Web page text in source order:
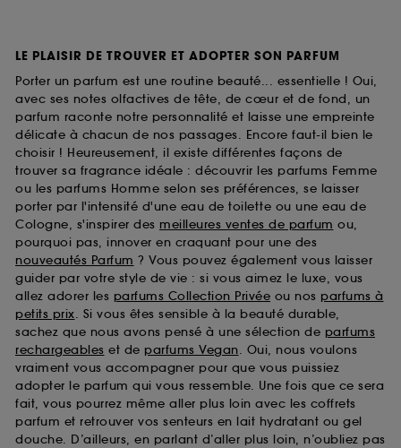
LE PLAISIR DE TROUVER ET ADOPTER SON PARFUM
Porter un parfum est une routine beauté... essentielle ! Oui,
avec ses notes olfactives de tête, de cœur et de fond, un
parfum raconte notre personnalité et laisse une empreinte
délicate à chacun de nos passages. Encore faut-il bien le
choisir ! Heureusement, il existe différentes façons de
trouver sa fragrance idéale : découvrir les parfums Femme
ou les parfums Homme selon ses préférences, se laisser
porter par l'intensité d'une eau de toilette ou une eau de
Cologne, s'inspirer des meilleures ventes de parfum ou,
pourquoi pas, innover en craquant pour une des
nouveautés Parfum ? Vous pouvez également vous laisser
guider par votre style de vie : si vous aimez le luxe, vous
allez adorer les parfums Collection Privée ou nos parfums à
petits prix. Si vous êtes sensible à la beauté durable,
sachez que nous avons pensé à une sélection de parfums
rechargeables et de parfums Vegan. Oui, nous voulons
vraiment vous accompagner pour que vous puissiez
adopter le parfum qui vous ressemble. Une fois que ce sera
fait, vous pourrez même aller plus loin avec les coffrets
parfum et retrouver vos senteurs en lait hydratant ou gel
douche. D’ailleurs, en parlant d’aller plus loin, n’oubliez pas